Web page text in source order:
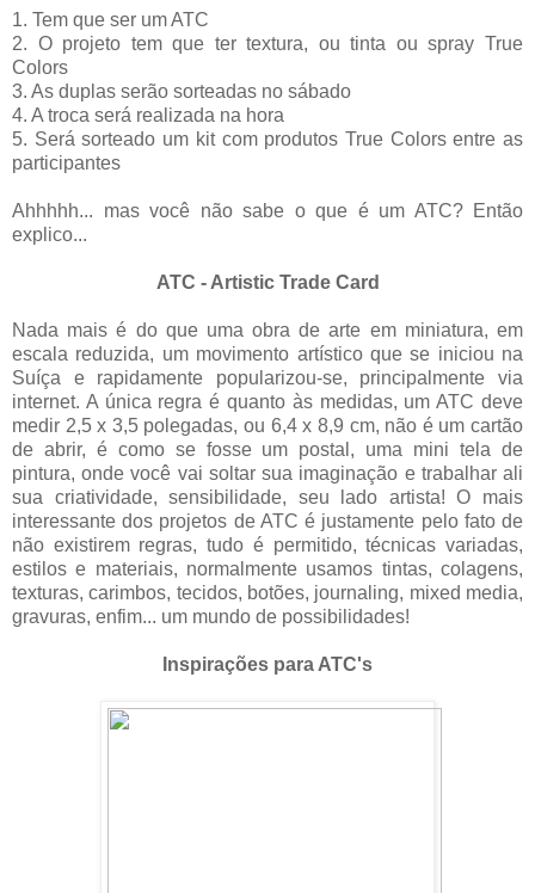
1. Tem que ser um ATC
2. O projeto tem que ter textura, ou tinta ou spray True
Colors
3. As duplas serão sorteadas no sábado
4. A troca será realizada na hora
5. Será sorteado um kit com produtos True Colors entre as
participantes
Ahhhhh... mas você não sabe o que é um ATC? Então
explico...
ATC - Artistic Trade Card
Nada mais é do que uma obra de arte em miniatura, em
escala reduzida, um movimento artístico que se iniciou na
Suíça e rapidamente popularizou-se, principalmente via
internet. A única regra é quanto às medidas, um ATC deve
medir 2,5 x 3,5 polegadas, ou 6,4 x 8,9 cm, não é um cartão
de abrir, é como se fosse um postal, uma mini tela de
pintura, onde você vai soltar sua imaginação e trabalhar ali
sua criatividade, sensibilidade, seu lado artista! O mais
interessante dos projetos de ATC é justamente pelo fato de
não existirem regras, tudo é permitido, técnicas variadas,
estilos e materiais, normalmente usamos tintas, colagens,
texturas, carimbos, tecidos, botões, journaling, mixed media,
gravuras, enfim... um mundo de possibilidades!
Inspirações para ATC's